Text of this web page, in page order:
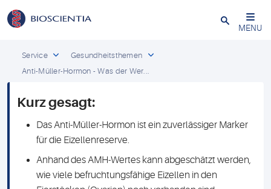
Schließen
MENU
Service
Gesundheitsthemen
Anti-Müller-Hormon - Was der Wer...
Kurz gesagt:
Das Anti-Müller-Hormon ist ein zuverlässiger Marker
für die Eizellenreserve.
Anhand des AMH-Wertes kann abgeschätzt werden,
wie viele befruchtungsfähige Eizellen in den